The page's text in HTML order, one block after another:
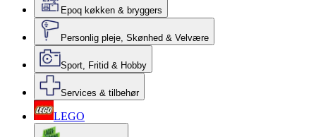
Epoq køkken & bryggers
Personlig pleje, Skønhed & Velvære
Sport, Fritid & Hobby
Services & tilbehør
LEGO